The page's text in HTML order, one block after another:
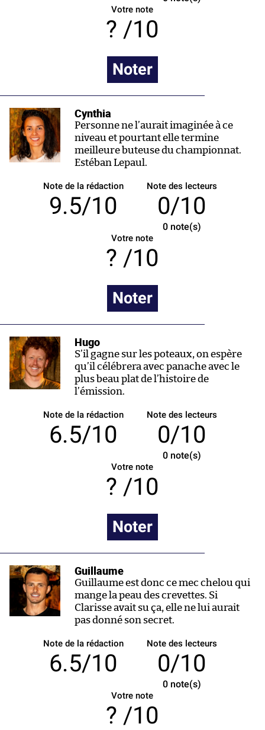
Votre note
/10
Noter
Cynthia
Personne ne l’aurait imaginée à ce
niveau et pourtant elle termine
meilleure buteuse du championnat.
Estéban Lepaul.
Note de la rédaction
9.5/10
Note des lecteurs
0/10
0note(s)
Votre note
/10
Noter
Hugo
S’il gagne sur les poteaux, on espère
qu’il célébrera avec panache avec le
plus beau plat de l’histoire de
l’émission.
Note de la rédaction
6.5/10
Note des lecteurs
0/10
0note(s)
Votre note
/10
Noter
Guillaume
Guillaume est donc ce mec chelou qui
mange la peau des crevettes. Si
Clarisse avait su ça, elle ne lui aurait
pas donné son secret.
Note de la rédaction
6.5/10
Note des lecteurs
0/10
0note(s)
Votre note
/10